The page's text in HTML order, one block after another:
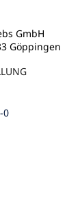
e
GmbH
Göppingen
0